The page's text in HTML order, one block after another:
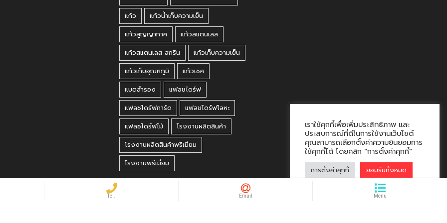
แก้ว
แก้วน้ำเก็บความเย็น
แก้วสูญญากาศ
แก้วสแตนเลส
แก้วสแตนเลส สกรีน
แก้วเก็บความเย็น
แก้วเก็บอุณหภูมิ
แก้วเชค
แบตสำรอง
แฟลชไดร์ฟ
แฟลชไดร์ฟการ์ด
แฟลชไดร์ฟโลหะ
แฟลชไดร์ฟไม้
โรงงานผลิตสินค้า
โรงงานผลิตสินค้าพรีเมี่ยม
โรงงานพรีเมี่ยม
เราใช้คุกกี้เพื่อเพิ่มประสิทธิภาพ และ
ประสบการณ์ที่ดีในการใช้งานเว็บไซต์
คุณสามารถเลือกตั้งค่าความยินยอมการ
ใช้คุกกี้ได้ โดยคลิก "การตั้งค่าคุกกี้"
การตั้งค่าคุกกี้ ยอมรับทั้งหมด